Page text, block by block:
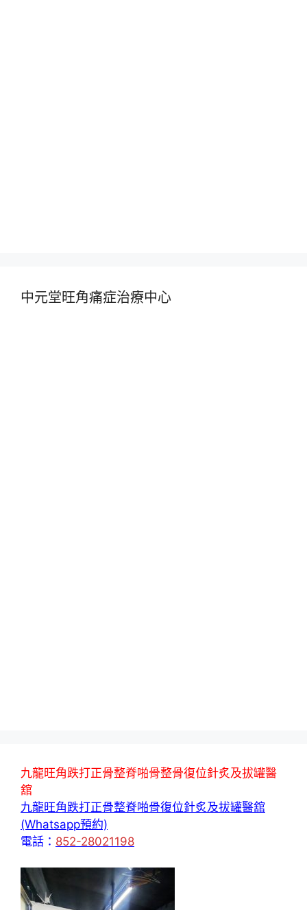
中元堂旺角痛症治療中心
九龍旺角跌打正骨整脊啪骨整骨復位針炙及拔罐醫
舘
九龍旺角跌打正骨整脊啪骨復位針炙及拔罐醫舘
(Whatsapp預約)
電話： 852-28021198